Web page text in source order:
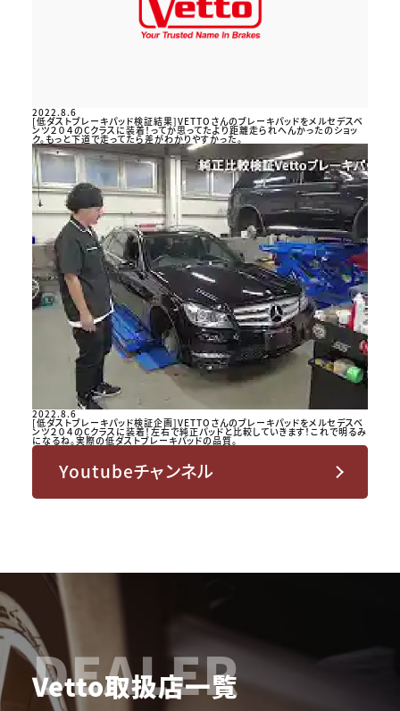
2022.8.6
[低ダストブレーキパッド検証結果]VETTOさんのブレーキパッドをメルセデスベ
ンツ２０４のCクラスに装着！ってか思ってたより距離走られへんかったのショッ
ク。もっと下道で走ってたら差がわかりやすかった。
2022.8.6
[低ダストブレーキパッド検証企画]VETTOさんのブレーキパッドをメルセデスベ
ンツ２０４のCクラスに装着！左右で純正パッドと比較していきます！これで明るみ
になるね。実際の低ダストブレーキパッドの品質。
Youtubeチャンネル
DEALER
Vetto取扱店一覧